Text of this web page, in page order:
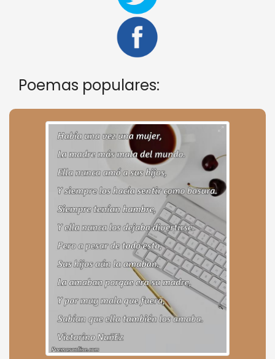
Poemas populares: